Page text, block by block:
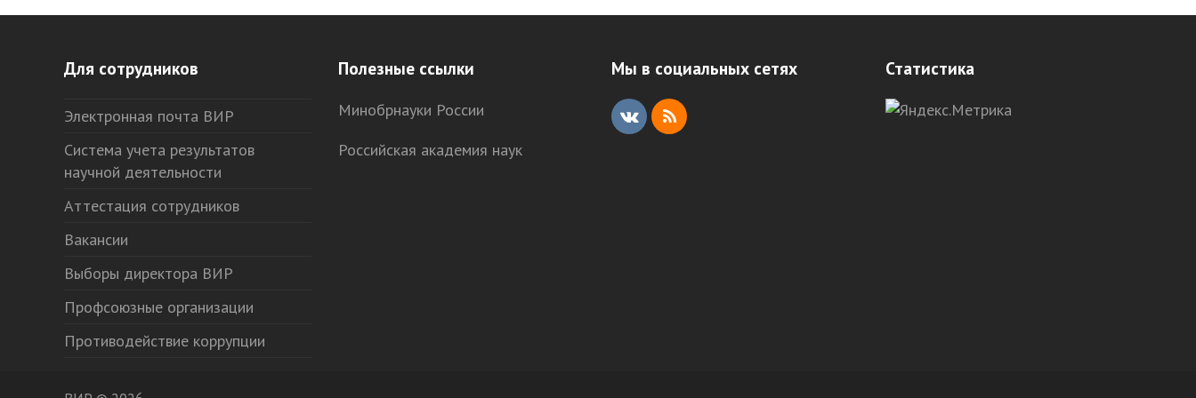
Для сотрудников
Электронная почта ВИР
Система учета результатов
научной деятельности
Аттестация сотрудников
Вакансии
Выборы директора ВИР
Профсоюзные организации
Противодействие коррупции
Полезные ссылки
Минобрнауки России
Российская академия наук
Мы в социальных сетях
V
R
Статистика